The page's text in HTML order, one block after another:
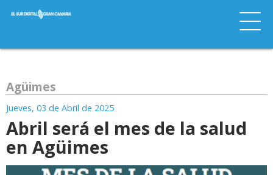
Agüimes
Jueves, 03 de Abril de 2025
Abril será el mes de la salud
en Agüimes